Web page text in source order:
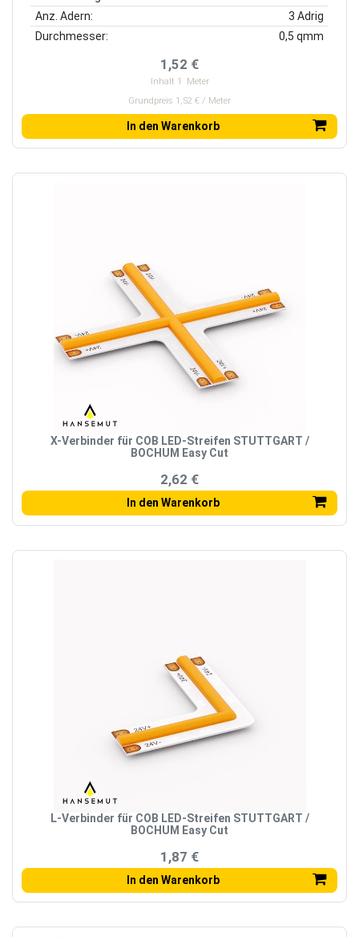
Anz. Adern:
3 Adrig
Durchmesser:
0,5 qmm
1,52 €
Inhalt 1
Meter
Grundpreis 1,52 € / Meter
In den Warenkorb
X-Verbinder für COB LED-Streifen STUTTGART /
BOCHUM Easy Cut
2,62 €
In den Warenkorb
L-Verbinder für COB LED-Streifen STUTTGART /
BOCHUM Easy Cut
1,87 €
In den Warenkorb